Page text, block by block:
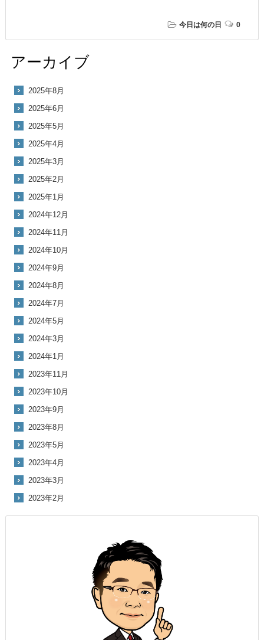
今日は何の日 0
アーカイブ
2025年8月
2025年6月
2025年5月
2025年4月
2025年3月
2025年2月
2025年1月
2024年12月
2024年11月
2024年10月
2024年9月
2024年8月
2024年7月
2024年5月
2024年3月
2024年1月
2023年11月
2023年10月
2023年9月
2023年8月
2023年5月
2023年4月
2023年3月
2023年2月